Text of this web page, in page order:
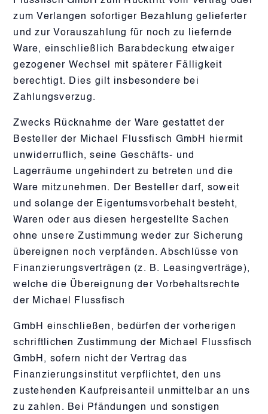
zum Verlangen sofortiger Bezahlung gelieferter
und zur Vorauszahlung für noch zu liefernde
Ware, einschließlich Barabdeckung etwaiger
gezogener Wechsel mit späterer Fälligkeit
berechtigt. Dies gilt insbesondere bei
Zahlungsverzug.
Zwecks Rücknahme der Ware gestattet der
Besteller der Michael Flussfisch GmbH hiermit
unwiderruflich, seine Geschäfts- und
Lagerräume ungehindert zu betreten und die
Ware mitzunehmen. Der Besteller darf, soweit
und solange der Eigentumsvorbehalt besteht,
Waren oder aus diesen hergestellte Sachen
ohne unsere Zustimmung weder zur Sicherung
übereignen noch verpfänden. Abschlüsse von
Finanzierungsverträgen (z. B. Leasingverträge),
welche die Übereignung der Vorbehaltsrechte
der Michael Flussfisch
GmbH einschließen, bedürfen der vorherigen
schriftlichen Zustimmung der Michael Flussfisch
GmbH, sofern nicht der Vertrag das
Finanzierungsinstitut verpflichtet, den uns
zustehenden Kaufpreisanteil unmittelbar an uns
zu zahlen. Bei Pfändungen und sonstigen